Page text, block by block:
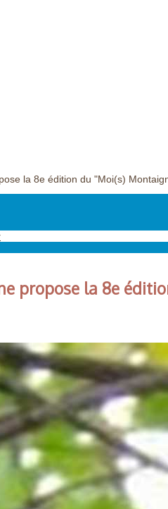
la 8e édition du "Moi(s)
propose la 8e